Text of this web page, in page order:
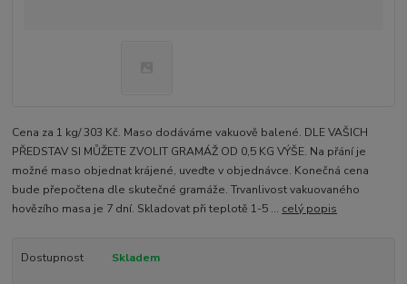
Cena za 1 kg/ 303 Kč. Maso dodáváme vakuově balené. DLE VAŠICH
PŘEDSTAV SI MŮŽETE ZVOLIT GRAMÁŽ OD 0,5 KG VÝŠE. Na přání je
možné maso objednat krájené, uveďte v objednávce. Konečná cena
bude přepočtena dle skutečné gramáže. Trvanlivost vakuovaného
hovězího masa je 7 dní. Skladovat při teplotě 1-5 ... celý popis
Dostupnost Skladem